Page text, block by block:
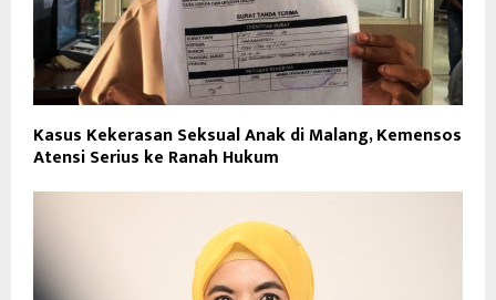
Kasus Kekerasan Seksual Anak di Malang, Kemensos
Atensi Serius ke Ranah Hukum